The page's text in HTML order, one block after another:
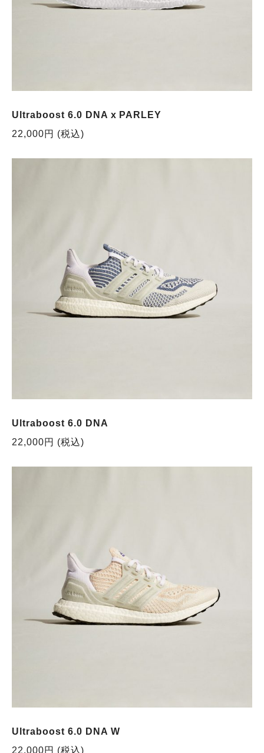
Ultraboost 6.0 DNA x PARLEY
22,000円 (税込)
Ultraboost 6.0 DNA
22,000円 (税込)
Ultraboost 6.0 DNA W
22,000円 (税込)